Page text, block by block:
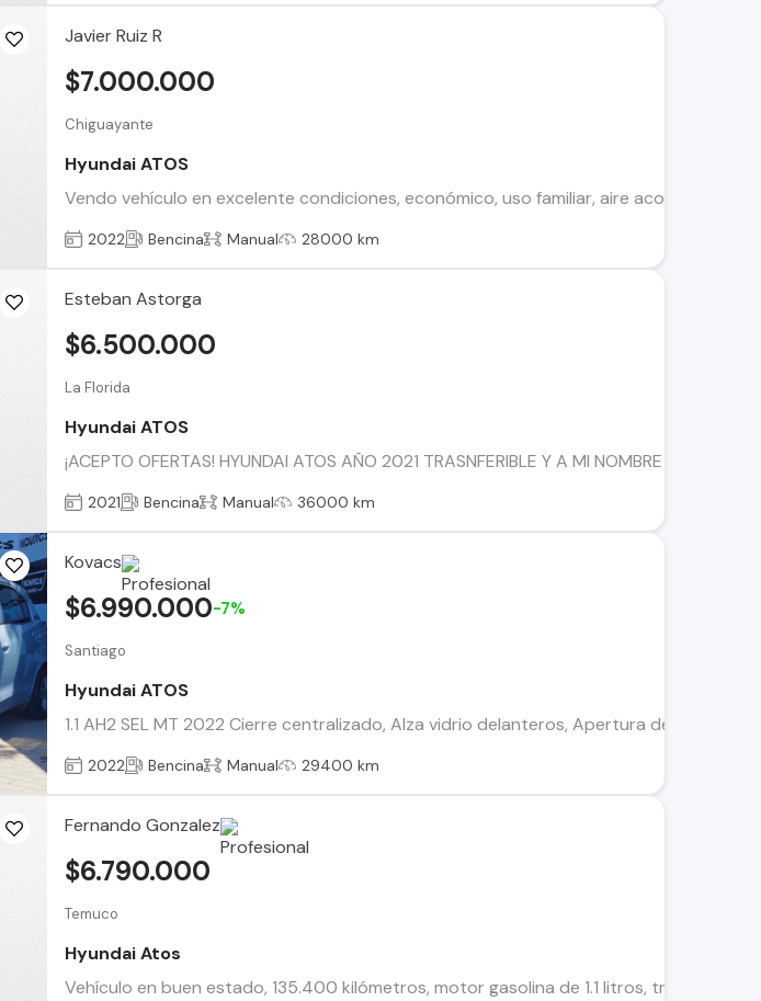
Javier Ruiz R
Chiguayante
Hyundai ATOS
Vendo vehículo en excelente condiciones, económico, uso familiar, aire
$7.000.000
2022 Bencina Manual 28000 km
Esteban Astorga
La Florida
Hyundai ATOS
¡ACEPTO OFERTAS! HYUNDAI ATOS AÑO 2021 TRASNFERIBLE Y A MI NOMBRE SOLO 2
$6.500.000
2021 Bencina Manual 36000 km
Kovacs
Santiago
Hyundai ATOS
1.1 AH2 SEL MT 2022 Cierre centralizado, Alza vidrio delanteros, Apertura de maleta
$6.990.000-7%
2022 Bencina Manual 29400 km
Fernando Gonzalez
Temuco
Hyundai Atos
Vehículo en buen estado, 135.400 kilómetros, motor gasolina de 1.1 litros,
$6.790.000